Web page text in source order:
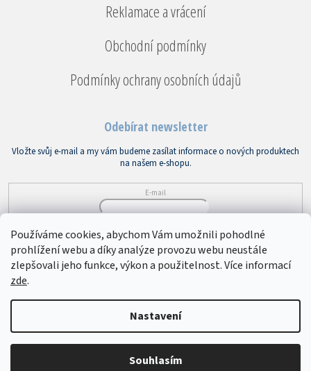
Používáme cookies, abychom Vám umožnili pohodlné
prohlížení webu a díky analýze provozu webu neustále
zlepšovali jeho funkce, výkon a použitelnost. Více informací
zde.
Nastavení
Souhlasím
Reklamace a vrácení
Obchodní podmínky
Podmínky ochrany osobních údajů
Odebírat newsletter
Vložte svůj e-mail a my vám budeme zasílat informace o nových produktech
na našem e-shopu.
E-mail
PŘIHLÁSIT SE
Vytvořil Shoptet
Bytový textil VEBA . Všechna práva vyhrazena.
nastavení cookies